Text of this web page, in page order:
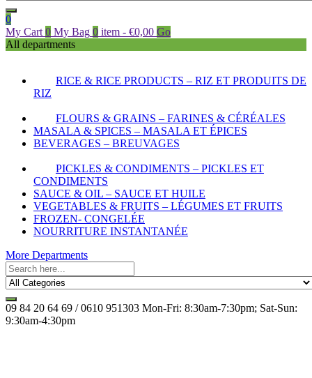
0
My Cart 0 My Bag 0 item - €0,00 Go
All departments
RICE & RICE PRODUCTS – RIZ ET PRODUITS DE
RIZ
FLOURS & GRAINS – FARINES & CÉRÉALES
MASALA & SPICES – MASALA ET ÉPICES
BEVERAGES – BREUVAGES
PICKLES & CONDIMENTS – PICKLES ET
CONDIMENTS
SAUCE & OIL – SAUCE ET HUILE
VEGETABLES & FRUITS – LÉGUMES ET FRUITS
FROZEN- CONGELÉE
NOURRITURE INSTANTANÉE
More Departments
09 84 20 64 69 / 0610 951303 Mon-Fri: 8:30am-7:30pm; Sat-Sun:
9:30am-4:30pm